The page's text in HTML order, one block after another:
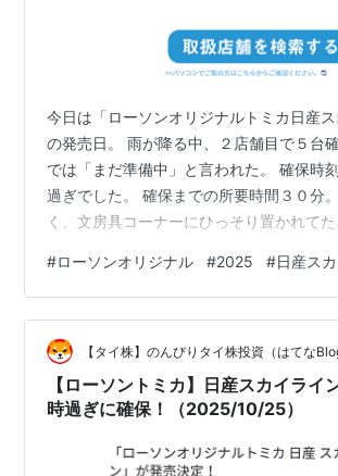
今日は「ローソンオリジナルトミカ日産ス
の発売日。 雨が降る中、２店舗目で５台
では「まだ準備中」と言われた。 確保時
過ぎでした。 確保までの所要時間３０分
く、文房具コーナーにひっそり置かれて
いので5台も買う必要なかったけど、うれ
い・・・。 良心の呵責から１台は残した
円なり。 一部の店舗では２７日（月）も
タカラトミー【７８６７】 株価：３１５
４） 株主優待：１００株以上５００株未
「トミカ」２台セット（３月） …
#ローソンオリジナル #2025 #日産ス
【タイ株】のんびりタイ株投資（はてな
【ローソントミカ】日産スカイライ
時過ぎに確保！（2025/10/25）